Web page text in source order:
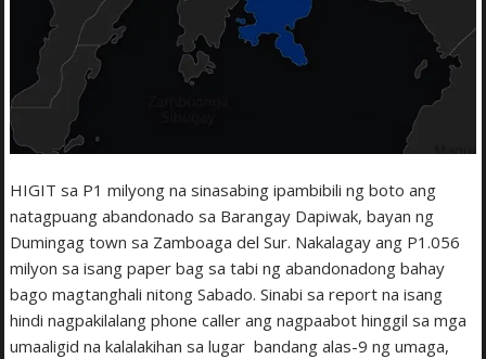
HIGIT sa P1 milyong na sinasabing ipambibili ng boto ang
natagpuang abandonado sa Barangay Dapiwak, bayan ng
Dumingag town sa Zamboaga del Sur. Nakalagay ang P1.056
milyon sa isang paper bag sa tabi ng abandonadong bahay
bago magtanghali nitong Sabado. Sinabi sa report na isang
hindi nagpakilalang phone caller ang nagpaabot hinggil sa mga
umaaligid na kalalakihan sa lugar bandang alas-9 ng umaga,